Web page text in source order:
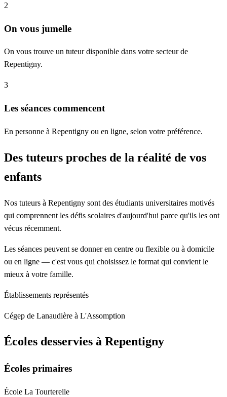
2
On vous jumelle
On vous trouve un tuteur disponible dans votre secteur de
Repentigny.
3
Les séances commencent
En personne à Repentigny ou en ligne, selon votre préférence.
Des tuteurs proches de la réalité de vos
enfants
Nos tuteurs à Repentigny sont des étudiants universitaires motivés
qui comprennent les défis scolaires d'aujourd'hui parce qu'ils les ont
vécus récemment.
Les séances peuvent se donner en centre ou flexible ou à domicile
ou en ligne — c'est vous qui choisissez le format qui convient le
mieux à votre famille.
Établissements représentés
Cégep de Lanaudière à L'Assomption
Écoles desservies à Repentigny
Écoles primaires
École La Tourterelle